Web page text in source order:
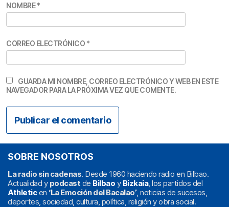
NOMBRE*
CORREO ELECTRÓNICO *
GUARDA MI NOMBRE, CORREO ELECTRÓNICO Y WEB EN ESTE
NAVEGADOR PARA LA PRÓXIMA VEZ QUE COMENTE.
SOBRE NOSOTROS
La radio sin cadenas. Desde 1960 haciendo radio en Bilbao.
Actualidad y podcast de Bilbao y Bizkaia, los partidos del
Athleticen ‘La Emoción del Bacalao’, noticias de sucesos,
deportes, sociedad, cultura, política, religión y obra social.